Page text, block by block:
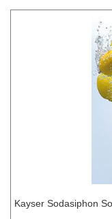
Kayser Sodasiphon